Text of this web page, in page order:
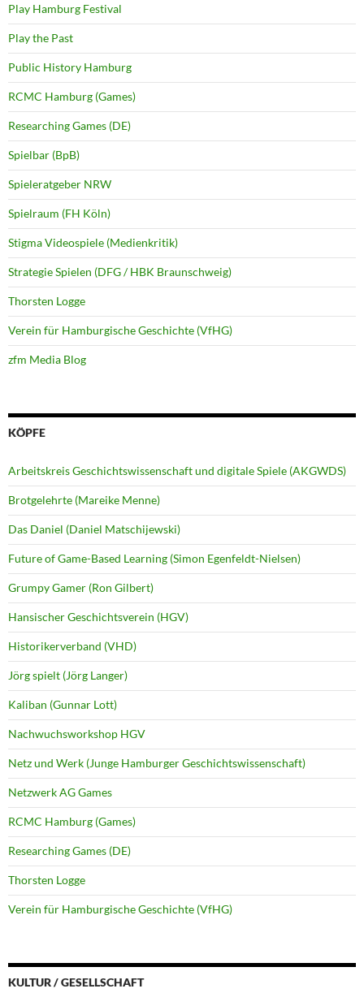
Play Hamburg Festival
Play the Past
Public History Hamburg
RCMC Hamburg (Games)
Researching Games (DE)
Spielbar (BpB)
Spieleratgeber NRW
Spielraum (FH Köln)
Stigma Videospiele (Medienkritik)
Strategie Spielen (DFG / HBK Braunschweig)
Thorsten Logge
Verein für Hamburgische Geschichte (VfHG)
zfm Media Blog
KÖPFE
Arbeitskreis Geschichtswissenschaft und digitale Spiele (AKGWDS)
Brotgelehrte (Mareike Menne)
Das Daniel (Daniel Matschijewski)
Future of Game-Based Learning (Simon Egenfeldt-Nielsen)
Grumpy Gamer (Ron Gilbert)
Hansischer Geschichtsverein (HGV)
Historikerverband (VHD)
Jörg spielt (Jörg Langer)
Kaliban (Gunnar Lott)
Nachwuchsworkshop HGV
Netz und Werk (Junge Hamburger Geschichtswissenschaft)
Netzwerk AG Games
RCMC Hamburg (Games)
Researching Games (DE)
Thorsten Logge
Verein für Hamburgische Geschichte (VfHG)
KULTUR / GESELLSCHAFT